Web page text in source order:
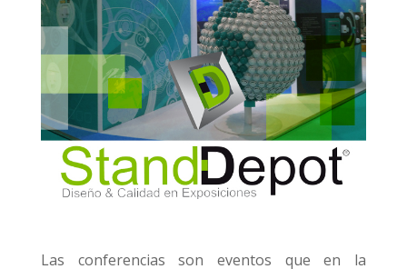
Las conferencias son eventos que en la